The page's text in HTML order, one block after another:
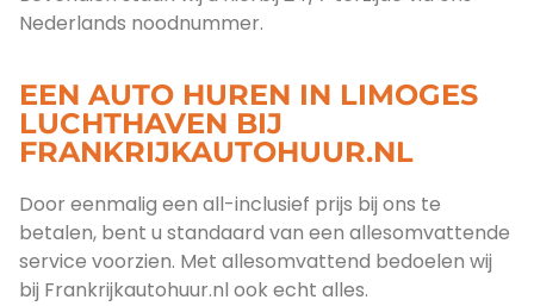
Nederlands noodnummer.
EEN AUTO HUREN IN LIMOGES
LUCHTHAVEN BIJ
FRANKRIJKAUTOHUUR.NL
Door eenmalig een all-inclusief prijs bij ons te
betalen, bent u standaard van een allesomvattende
service voorzien. Met allesomvattend bedoelen wij
bij Frankrijkautohuur.nl ook echt alles.